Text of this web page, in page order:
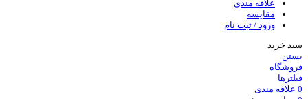
علاقه مندی
مقایسه
ورود / ثبت نام
سبد خرید
بستن
فروشگاه
فیلترها
0 علاقه مندی